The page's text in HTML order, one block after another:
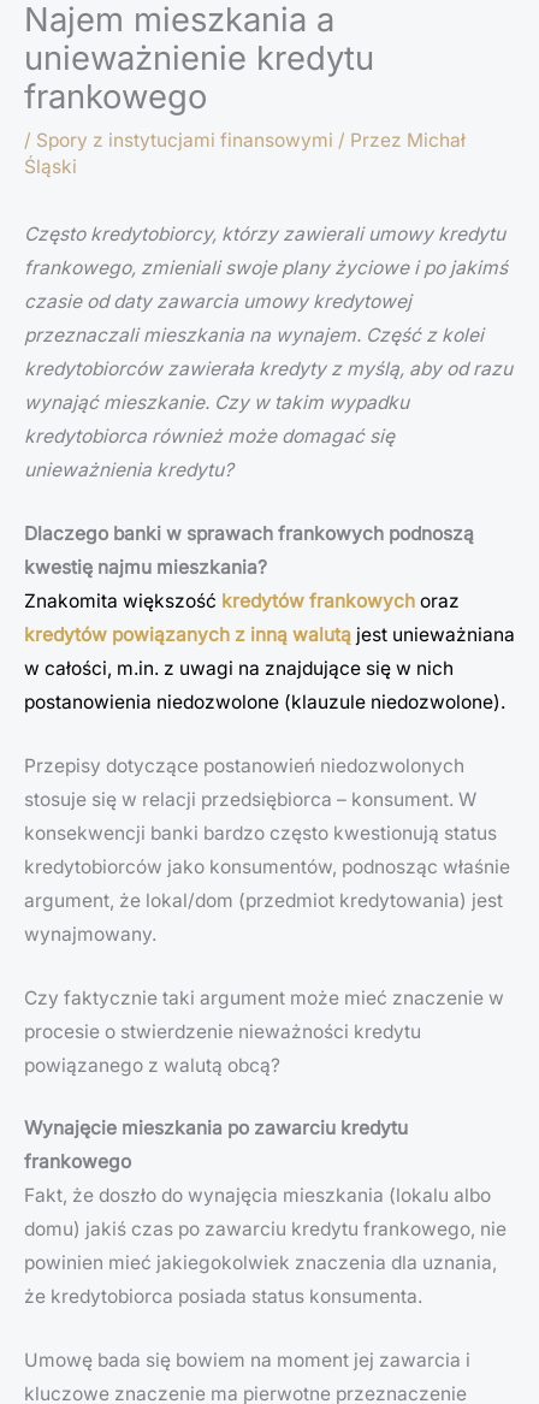
Najem mieszkania a
unieważnienie kredytu
frankowego
/ Spory z instytucjami finansowymi / Przez Michał
Śląski
Często kredytobiorcy, którzy zawierali umowy kredytu
frankowego, zmieniali swoje plany życiowe i po jakimś
czasie od daty zawarcia umowy kredytowej
przeznaczali mieszkania na wynajem. Część z kolei
kredytobiorców zawierała kredyty z myślą, aby od razu
wynająć mieszkanie. Czy w takim wypadku
kredytobiorca również może domagać się
unieważnienia kredytu?
Dlaczego banki w sprawach frankowych podnoszą
kwestię najmu mieszkania?
Znakomita większość kredytów frankowych oraz
kredytów powiązanych z inną walutą jest unieważniana
w całości, m.in. z uwagi na znajdujące się w nich
postanowienia niedozwolone (klauzule niedozwolone).
Przepisy dotyczące postanowień niedozwolonych
stosuje się w relacji przedsiębiorca – konsument. W
konsekwencji banki bardzo często kwestionują status
kredytobiorców jako konsumentów, podnosząc właśnie
argument, że lokal/dom (przedmiot kredytowania) jest
wynajmowany.
Czy faktycznie taki argument może mieć znaczenie w
procesie o stwierdzenie nieważności kredytu
powiązanego z walutą obcą?
Wynajęcie mieszkania po zawarciu kredytu
frankowego
Fakt, że doszło do wynajęcia mieszkania (lokalu albo
domu) jakiś czas po zawarciu kredytu frankowego, nie
powinien mieć jakiegokolwiek znaczenia dla uznania,
że kredytobiorca posiada status konsumenta.
Umowę bada się bowiem na moment jej zawarcia i
kluczowe znaczenie ma pierwotne przeznaczenie